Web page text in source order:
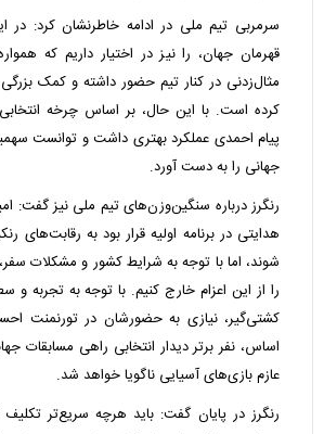
سرمربی تیم ملی در ادامه خاطرنشان کرد: در
قهرمان جهان، را نیز در اختیار داریم که
مثال‌زدنی در کنار تیم حضور داشته و کمک
کرده است. با این حال، بر اساس چرخه
پیام احمدی عملکرد بهتری داشت و توانست
جهانی را به دست آورد.
رنگرز درباره سنگین‌وزن‌های تیم ملی نیز گفت:
هدایتی در برنامه اولیه قرار بود به رقابت‌های
شوند، اما با توجه به شرایط کشور و مشکلات
را از این اعزام خارج کنیم. با توجه به تجربه و
کشتی‌گیر، نیازی به حضورشان در تورنمنت
اساس، نفر برتر دیدار انتخابی راهی مسابقات
عازم بازی‌های آسیایی ناگویا خواهد شد.
رنگرز در پایان گفت: باید هرچه سریع‌تر